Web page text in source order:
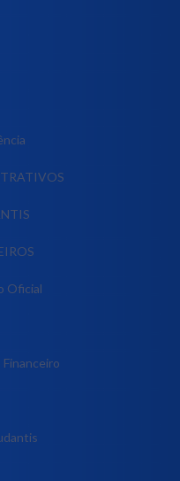
Oficial
Financeiro